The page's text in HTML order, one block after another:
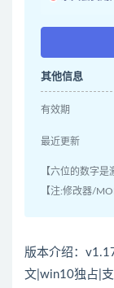
其他信息
有效期
最近更新
【六位的数字
【注:修改器/
版本介绍：
文|win10独占|